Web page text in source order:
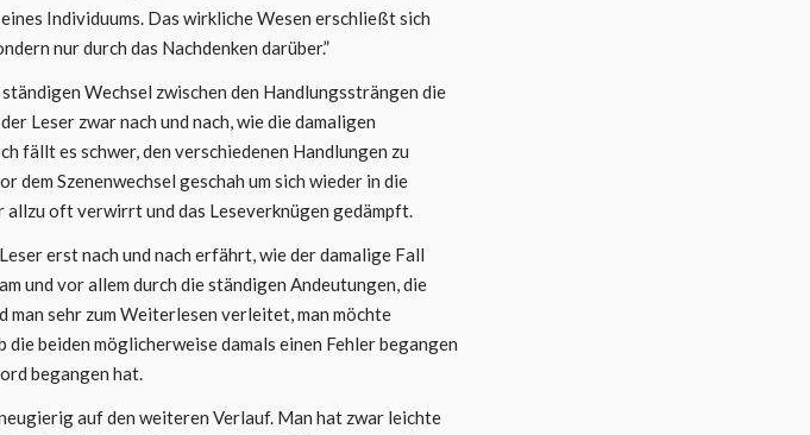
Individuums. Das wirkliche Wesen erschließt sich
nur durch das Nachdenken darüber.”
Wechsel zwischen den Handlungssträngen die
Leser zwar nach und nach, wie die damaligen
fällt es schwer, den verschiedenen Handlungen zu
dem Szenenwechsel geschah um sich wieder in die
allzu oft verwirrt und das Leseverknügen gedämpft.
erst nach und nach erfährt, wie der damalige Fall
und vor allem durch die ständigen Andeutungen, die
sehr zum Weiterlesen verleitet, man möchte
beiden möglicherweise damals einen Fehler begangen
begangen hat.
auf den weiteren Verlauf. Man hat zwar leichte